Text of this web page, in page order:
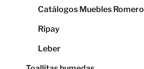
Catálogos Muebles Romero
Ripay
Leber